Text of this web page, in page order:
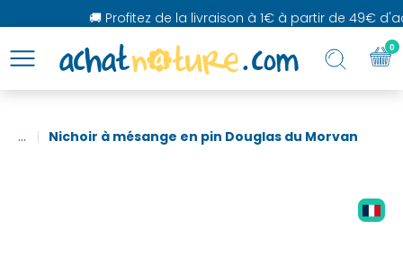
🚚 Profitez de la livraison à 1€ à partir de 49€
... Nichoir à mésange en pin Douglas du Morvan
0